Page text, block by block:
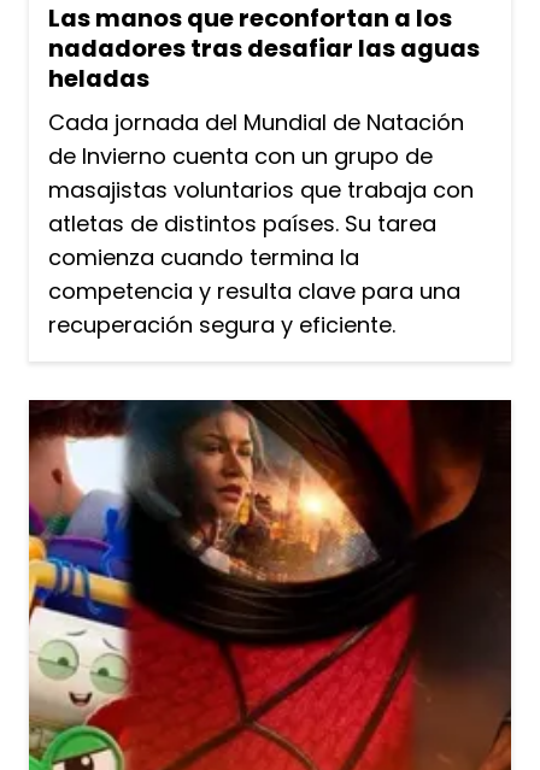
Las manos que reconfortan a los
nadadores tras desafiar las aguas
heladas
Cada jornada del Mundial de Natación
de Invierno cuenta con un grupo de
masajistas voluntarios que trabaja con
atletas de distintos países. Su tarea
comienza cuando termina la
competencia y resulta clave para una
recuperación segura y eficiente.